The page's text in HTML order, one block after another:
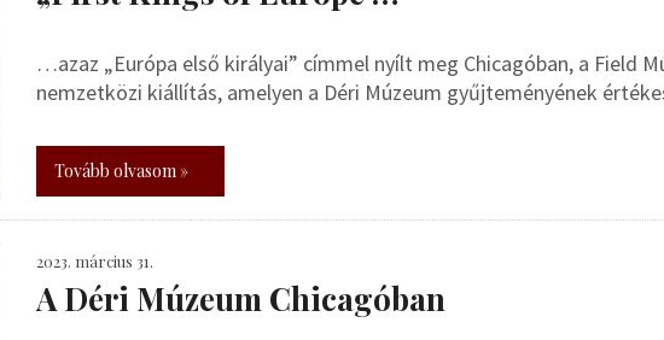
…azaz „Európa első királyai” címmel nyílt meg Chicagóban, a Field
nemzetközi kiállítás, amelyen a Déri Múzeum gyűjteményének
Tovább olvasom »
2023. március 31.
A Déri Múzeum Chicagóban